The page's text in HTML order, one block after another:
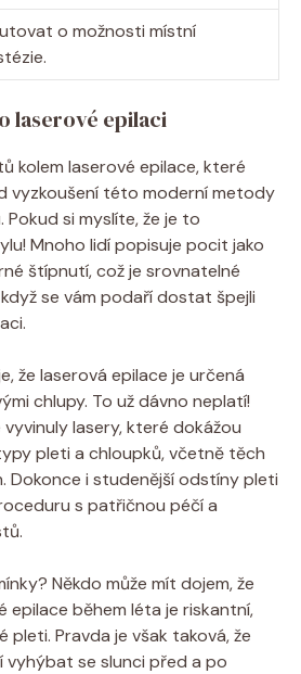
o možnosti místní
laserové epilaci
kolem laserové epilace, které
vyzkoušení této moderní metody
si myslíte, že je to
Mnoho lidí popisuje pocit jako
štípnutí, což je srovnatelné
se vám podaří dostat špejli
že laserová epilace je určená
chlupy. To už dávno neplatí!
lasery, které dokážou
pleti a chloupků, včetně těch
Dokonce i studenější odstíny pleti
s patřičnou péčí a
Někdo může mít dojem, že
epilace během léta je riskantní,
pleti. Pravda je však taková, že
se slunci před a po